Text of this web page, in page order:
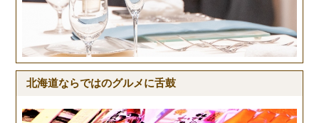
北海道ならではのグルメに舌鼓